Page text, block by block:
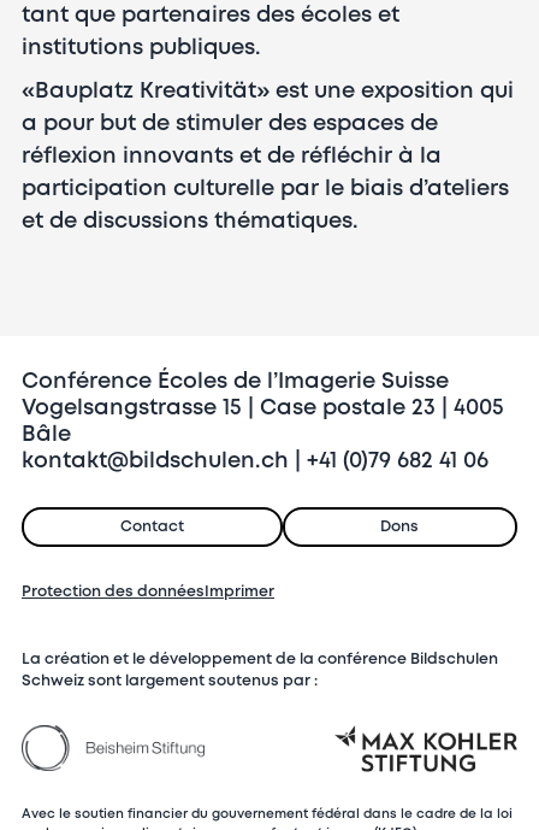
tant que partenaires des écoles et
institutions publiques.
«Bauplatz Kreativität» est une exposition qui
a pour but de stimuler des espaces de
réflexion innovants et de réfléchir à la
participation culturelle par le biais d’ateliers
et de discussions thématiques.
Conférence Écoles de l’Imagerie Suisse
Vogelsangstrasse 15 | Case postale 23 | 4005
Bâle
kontakt@bildschulen.ch | +41 (0)79 682 41 06
Contact Dons
Protection des données Imprimer
La création et le développement de la conférence Bildschulen
Schweiz sont largement soutenus par :
Avec le soutien financier du gouvernement fédéral dans le cadre de la loi